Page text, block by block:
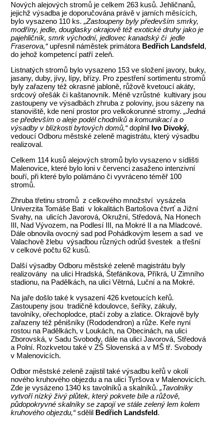
Nových alejových stromů je celkem 263 kusů. Jehličnanů,
jejichž výsadba je doporučována právě v jarních měsících,
bylo vysazeno 110 ks.„Zastoupeny byly především smrky,
modříny, jedle, douglasky okrajově též exotické druhy jako je
pajehličník, smrk východní, jedlovec kanadský či jedle
Fraserova,“ upřesnil náměstek primátora Bedřich Landsfeld,
do jehož kompetencí patří zeleň.
Listnatých stromů bylo vysazeno 153 ve složení javory, buky,
jasany, duby, jívy, lípy, břízy. Pro zpestření sortimentu stromů
byly zařazeny též okrasné jabloně, růžově kvetoucí akáty,
srdcový ořešák či kaštanovník. Méně vzrůstné kultivary jsou
zastoupeny ve výsadbách zhruba z poloviny, jsou sázeny na
stanoviště, kde není prostor pro velkokorunné stromy.„Jedná
se především o aleje podél chodníků a komunikací a o
výsadby v blízkosti bytových domů,“doplnil Ivo Divoký,
vedoucí Odboru městské zeleně magistrátu, který výsadbu
realizoval.
Celkem 114 kusů alejových stromů bylo vysazeno v sídlišti
Malenovice, které bylo loni v červenci zasaženo intenzivní
bouří, při které bylo polámáno či vyvráceno téměř 100
stromů.
Zhruba třetinu stromů z celkového množství vysázela
Univerzita Tomáše Bati v lokalitách Bartošova čtvrť a Jižní
Svahy, na ulicích Javorová, Okružní, Středová, Na Honech
III, Nad Vývozem, na Podlesí III, na Mokré II a na Mladcové.
Dále obnovila ovocný sad pod Pohádkovým lesem a sad ve
Valachově žlebu výsadbou různých odrůd švestek a třešní
v celkové počtu 62 kusů.
Další výsadby Odboru městské zeleně magistrátu byly
realizovány na ulici Hradská, Štefánikova, Příkrá, U Zimního
stadionu, na Padělkách, na ulici Větrná, Luční a na Mokré.
Na jaře došlo také k vysazení 426 kvetoucích keřů.
Zastoupeny jsou tradičně kdoulovce, šeříky, zákuly,
tavolníky, ořechoplodce, ptačí zoby a zlatice. Okrajově byly
zařazeny též pěnišníky (Rododendron) a růže. Keře nyní
rostou na Padělkách, v Loukách, na Obecinách, na ulici
Zborovská, v Sadu Svobody, dále na ulici Javorová, Středová
a Polní. Rozkvetou také v ZŠ Slovenská a v MŠ tř. Svobody
v Malenovicích.
Odbor městské zeleně zajistil také výsadbu keřů v okolí
nového kruhového objezdu a na ulici Tyršova v Malenovicích.
Zde je vysázeno 1340 ks tavolníků a skalníků.„Tavolníky
vytvoří nízký živý plůtek, který pokvete bíle a růžově,
půdopokryvné skalníky se zapojí ve stále zelený lem kolem
kruhového objezdu,“sdělil Bedřich Landsfeld.